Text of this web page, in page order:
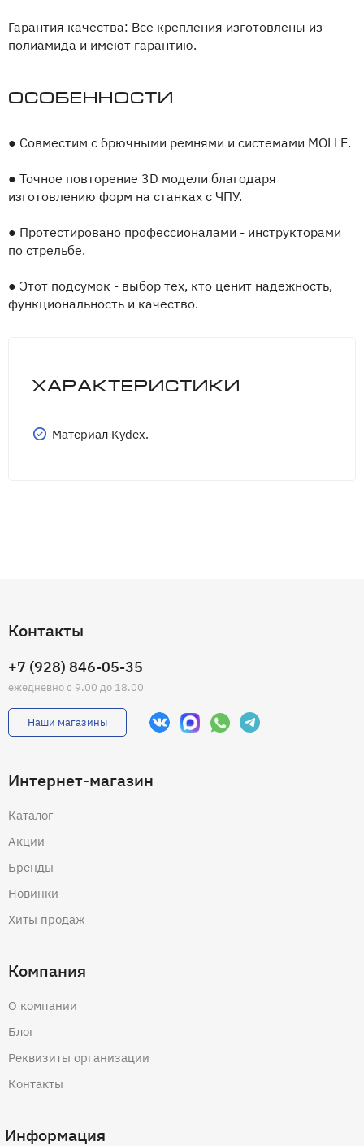
Гарантия качества: Все крепления изготовлены из
полиамида и имеют гарантию.
Особенности
● Совместим с брючными ремнями и системами MOLLE.
● Точное повторение 3D модели благодаря
изготовлению форм на станках с ЧПУ.
● Протестировано профессионалами - инструкторами
по стрельбе.
● Этот подсумок - выбор тех, кто ценит надежность,
функциональность и качество.
Характеристики
Материал Kydex.
Контакты
+7 (928) 846-05-35
ежедневно с 9.00 до 18.00
Наши магазины
Интернет-магазин
Каталог
Акции
Бренды
Новинки
Хиты продаж
Компания
О компании
Блог
Реквизиты организации
Контакты
Информация